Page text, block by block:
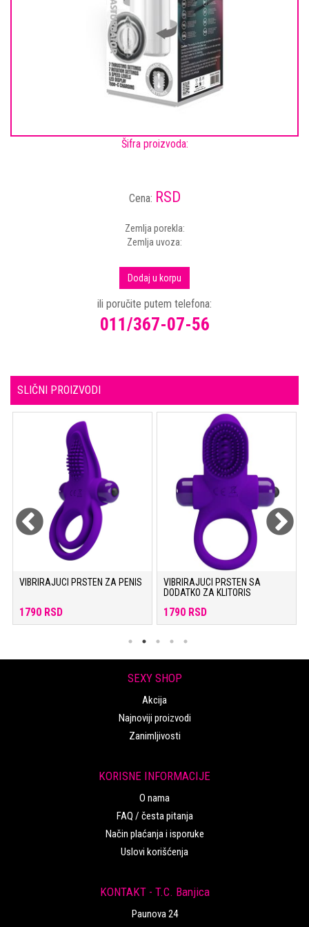
Šifra proizvoda:
Cena: RSD
Zemlja porekla:
Zemlja uvoza:
Dodaj u korpu
ili poručite putem telefona:
011/367-07-56
SLIČNI PROIZVODI
VIBRIRAJUCI PRSTEN ZA PENIS
1790 RSD
VIBRIRAJUCI PRSTEN SA
DODATKO ZA KLITORIS
1790 RSD
SEXY SHOP
Akcija
Najnoviji proizvodi
Zanimljivosti
KORISNE INFORMACIJE
O nama
FAQ / česta pitanja
Način plaćanja i isporuke
Uslovi korišćenja
KONTAKT - T.C. Banjica
Paunova 24